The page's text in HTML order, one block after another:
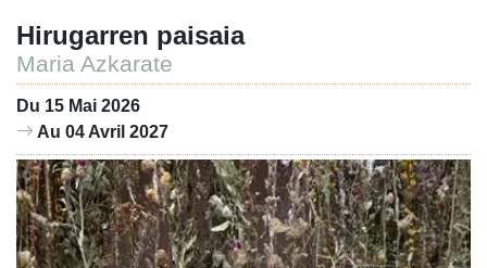
Hirugarren paisaia
Maria Azkarate
Du 15 Mai 2026
Au 04 Avril 2027